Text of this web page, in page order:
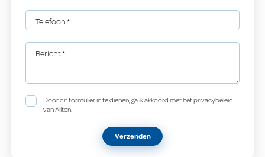
Telefoon*
Bericht*
Door dit formulier in te dienen, ga ik akkoord met het privacybeleid
van Allten.
Verzenden